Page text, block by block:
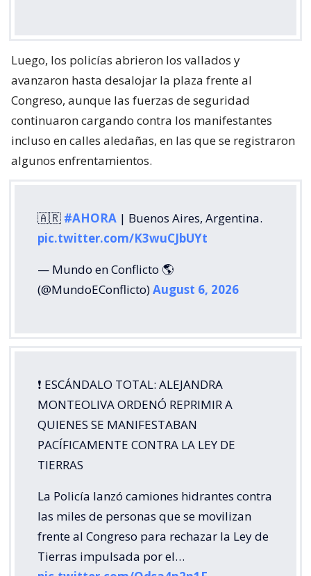
Luego, los policías abrieron los vallados y
avanzaron hasta desalojar la plaza frente al
Congreso, aunque las fuerzas de seguridad
continuaron cargando contra los manifestantes
incluso en calles aledañas, en las que se registraron
algunos enfrentamientos.
🇦🇷 #AHORA | Buenos Aires, Argentina.
pic.twitter.com/K3wuCJbUYt
— Mundo en Conflicto 🌎
(@MundoEConflicto)August 6, 2026
❗️ ESCÁNDALO TOTAL: ALEJANDRA
MONTEOLIVA ORDENÓ REPRIMIR A
QUIENES SE MANIFESTABAN
PACÍFICAMENTE CONTRA LA LEY DE
TIERRAS
La Policía lanzó camiones hidrantes contra
las miles de personas que se movilizan
frente al Congreso para rechazar la Ley de
Tierras impulsada por el…